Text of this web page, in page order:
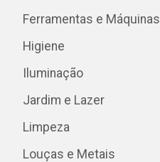
Ferramentas e Máquinas
Higiene
Iluminação
Jardim e Lazer
Limpeza
Louças e Metais